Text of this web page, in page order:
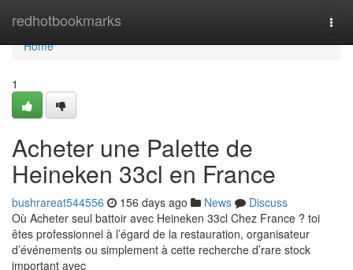
redhotbookmarks
Home
Home
1
Acheter une Palette de
Heineken 33cl en France
bushrareat544556 156 days ago News
Discuss
Où Acheter seul battoir avec Heineken 33cl Chez France ? toi
êtes professionnel à l’égard de la restauration, organisateur
d’événements ou simplement à cette recherche d’rare stock
important avec